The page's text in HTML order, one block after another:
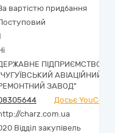
вартістю придбання
ПІДПРИЄМСТВО
АВІАЦІЙНИЙ
ЗАВОД"
Досьє
charz.com.ua
Відділ закупівель